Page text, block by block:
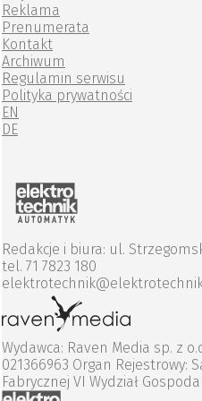
Reklama
Prenumerata
Kontakt
Archiwum
Regulamin serwisu
Polityka prywatności
EN
DE
Redakcje i biura: ul.
tel. 71 7823 180
Wydawca: Raven Media sp. z
021366963 Organ Rejestrowy:
Fabrycznej VI Wydział